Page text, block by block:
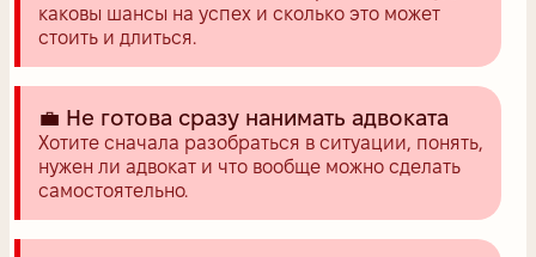
каковы шансы на успех и сколько это может
стоить и длиться.
💼 Не готова сразу нанимать адвоката
Хотите сначала разобраться в ситуации, понять,
нужен ли адвокат и что вообще можно сделать
самостоятельно.